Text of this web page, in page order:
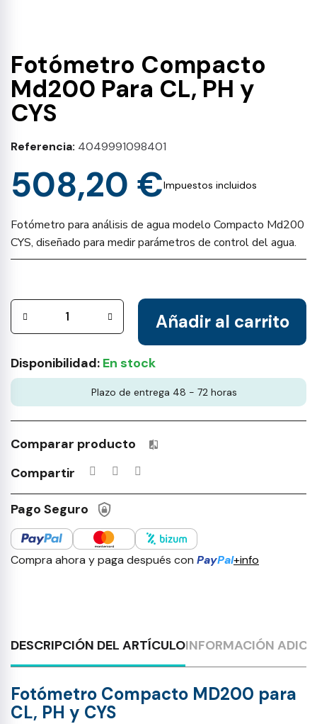
Fotómetro Compacto
Md200 Para CL, PH y
CYS
Referencia 4049991098401
508,20 €Impuestos incluidos
Fotómetro para análisis de agua modelo Compacto Md200
CYS, diseñado para medir parámetros de control del agua.
Añadir al carrito
Disponibilidad: En stock
Plazo de entrega 48 - 72 horas
Comparar producto Productos incluidos en tu lista
Compartir
Pago Seguro
Compra ahora y paga después con PayPal+info
DESCRIPCIÓN DEL ARTÍCULOINFORMACIÓN
Fotómetro Compacto MD200 para
CL, PH y CYS